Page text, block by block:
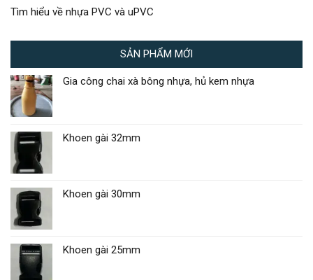
Tìm hiểu về nhựa PVC và uPVC
SẢN PHẨM MỚI
Gia công chai xà bông nhựa, hủ kem nhựa
Khoen gài 32mm
Khoen gài 30mm
Khoen gài 25mm